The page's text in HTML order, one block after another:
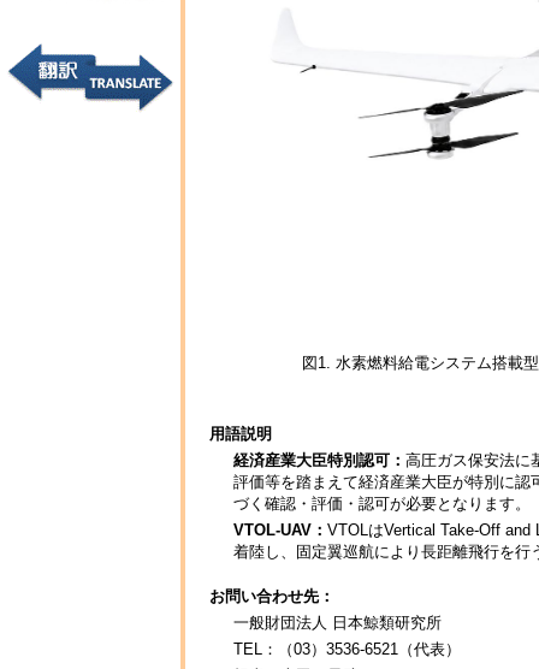
図1. 水素燃料給電システム搭載
用語説明
経済産業大臣特別認可： 高圧ガス保安法に
評価等を踏まえて経済産業大臣が特別に
づく確認・評価・認可が必要となります。
VTOL-UAV： VTOLはVertical Take-Off and
着陸し、固定翼巡航により長距離飛行を行
お問い合わせ先：
一般財団法人 日本鯨類研究所
TEL：（03）3536-6521（代表）